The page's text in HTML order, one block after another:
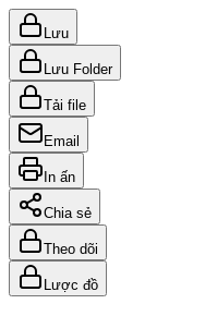
Lưu
Lưu Folder
Tải file
Email
In ấn
Chia sẻ
Theo dõi
Lược đồ